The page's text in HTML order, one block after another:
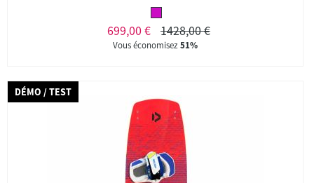
699,00 € 1428,00 €
Vous économisez51%
DÉMO / TEST